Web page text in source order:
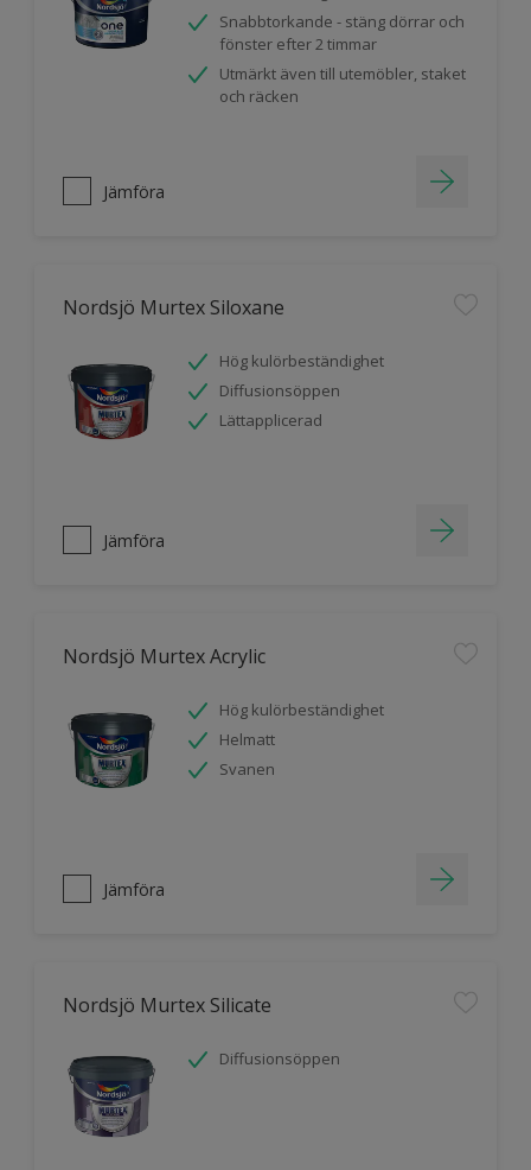
Snabbtorkande - stäng dörrar och
fönster efter 2 timmar
Utmärkt även till utemöbler, staket
och räcken
Jämföra
Nordsjö Murtex Siloxane
Hög kulörbeständighet
Diffusionsöppen
Lättapplicerad
Jämföra
Nordsjö Murtex Acrylic
Hög kulörbeständighet
Helmatt
Svanen
Jämföra
Nordsjö Murtex Silicate
Diffusionsöppen